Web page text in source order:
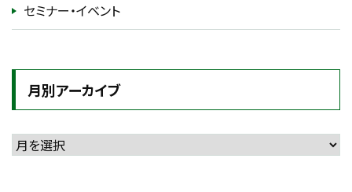
セミナー・イベント
月別アーカイブ